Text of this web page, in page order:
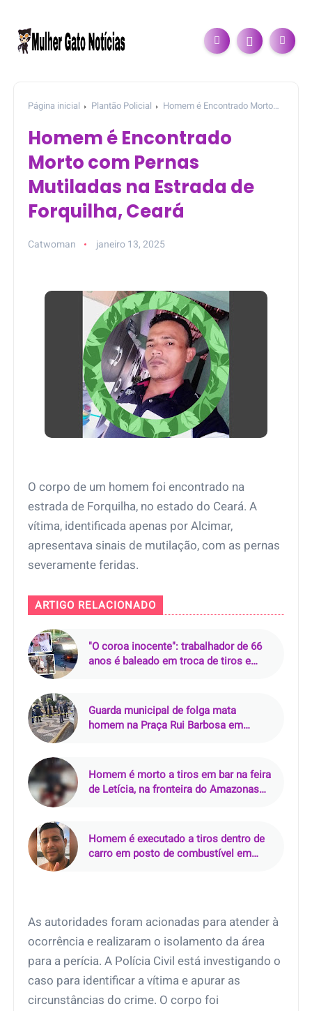
Página inicial Plantão Policial
Homem é Encontrado Morto
Homem é Encontrado
Morto com Pernas
Mutiladas na Estrada de
Forquilha, Ceará
Catwoman janeiro 13, 2025
O corpo de um homem foi encontrado na
estrada de Forquilha, no estado do Ceará. A
vítima, identificada apenas por Alcimar,
apresentava sinais de mutilação, com as pernas
severamente feridas.
ARTIGO RELACIONADO
"O coroa inocente": trabalhador de 66
anos é baleado em troca de tiros e
Guarda municipal de folga mata
homem na Praça Rui Barbosa em
Homem é morto a tiros em bar na feira
de Letícia, na fronteira do Amazonas
Homem é executado a tiros dentro de
carro em posto de combustível em
As autoridades foram acionadas para atender à
ocorrência e realizaram o isolamento da área
para a perícia. A Polícia Civil está investigando o
caso para identificar a vítima e apurar as
circunstâncias do crime. O corpo foi